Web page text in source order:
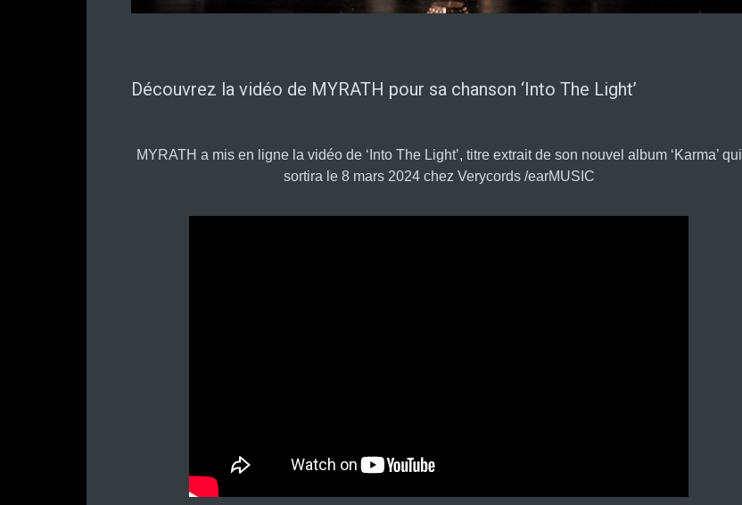
Découvrez la vidéo de MYRATH pour sa chanson ‘Into The Light’
MYRATH a mis en ligne la vidéo de ‘Into The Light’, titre extrait de son nouvel album ‘Karma’ qui
sortira le 8 mars 2024 chez Verycords /earMUSIC